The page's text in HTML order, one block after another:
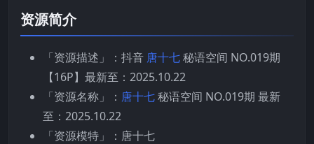
资源简介
「资源描述」：抖音 唐十七秘语空间 NO.019期
【16P】最新至：2025.10.22
「资源名称」： 唐十七秘语空间 NO.019期 最新
至：2025.10.22
「资源模特」：唐十七